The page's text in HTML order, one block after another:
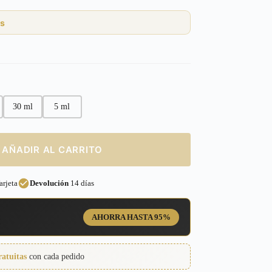
30 ml 5 ml
AÑADIR AL CARRITO
Devolución14 días
AHORRA HASTA 95%
con cada pedido